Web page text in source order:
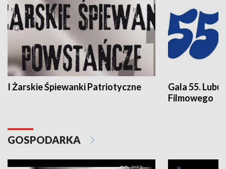
I Żarskie Śpiewanki Patriotyczne
Gala 55.
Filmowego
GOSPODARKA